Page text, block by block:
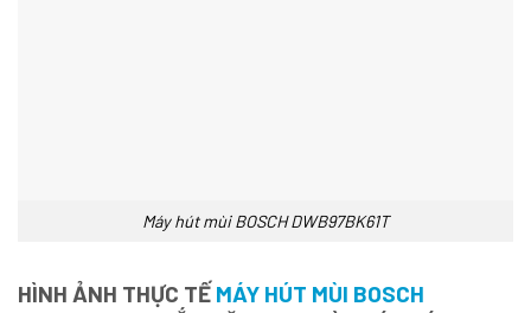
Máy hút mùi BOSCH DWB97BK61T
HÌNH ẢNH THỰC TẾ MÁY HÚT MÙI BOSCH